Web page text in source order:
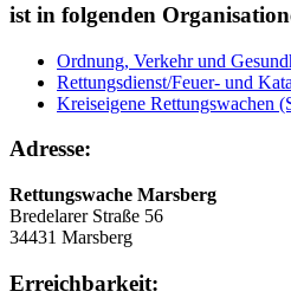
ist in folgenden
Ordnung, Verkehr und
Rettungsdienst/Feuer- und
Kreiseigene Rettungswachen
Adresse:
Rettungswache Marsberg
Bredelarer Straße 56
34431 Marsberg
Erreichbarkeit: